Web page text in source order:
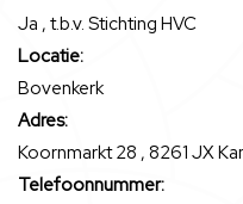
Ja , t.b.v. Stichting HVC
Locatie:
Bovenkerk
Adres:
Koornmarkt 28 , 8261 JX
Telefoonnummer: